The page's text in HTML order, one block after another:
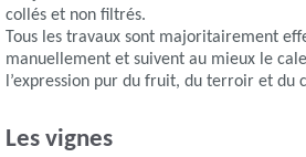
collés et non filtrés.
Tous les travaux sont majoritairement
manuellement et suivent au mieux le
l’expression pur du fruit, du terroir et du
Les vignes